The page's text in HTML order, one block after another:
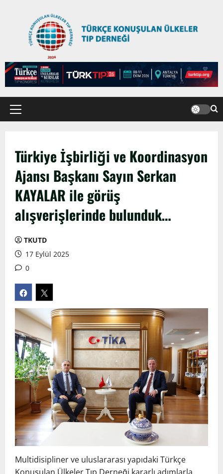
Türkiye İşbirliği ve Koordinasyon
Ajansı Başkanı Sayın Serkan
KAYALAR ile görüş
alışverişlerinde bulunduk…
TKUTD
17 Eylül 2025
0
Multidisipliner ve uluslararası yapıdaki Türkçe